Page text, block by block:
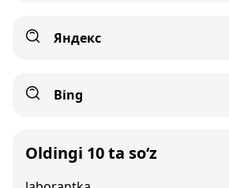
Яндекс
Bing
Oldingi 10 ta so‘z